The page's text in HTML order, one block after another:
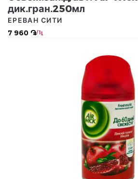
дик.гран.250мл
7 960 ֏/ 1լ
ЕРЕВАН СИТИ